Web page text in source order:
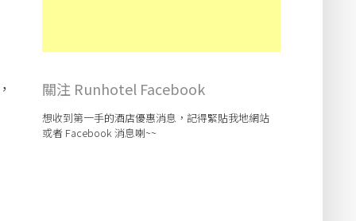
關注 Runhotel Facebook
想收到第一手的酒店優惠消息，記得緊貼我地網站
或者 Facebook 消息喇~~